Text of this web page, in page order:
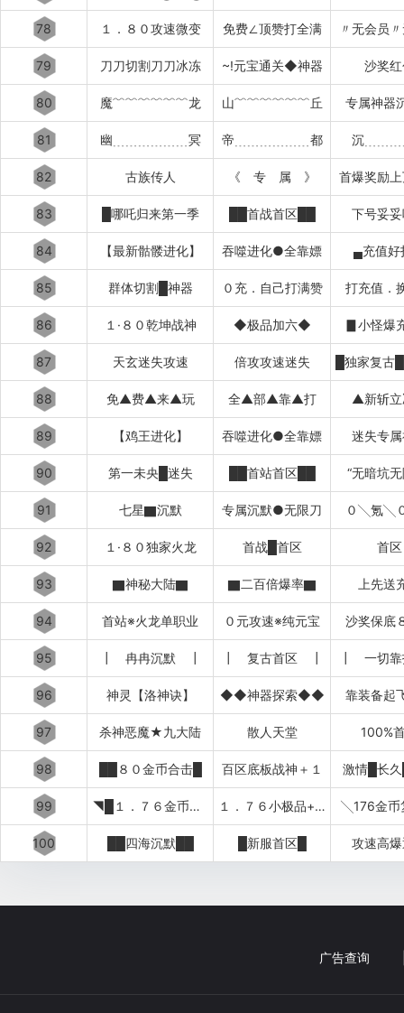
78 １．８０攻速微变 免费∠顶赞打全满 〃无会员
79 刀刀切割刀刀冰冻 ~!元宝通关◆神器 沙奖
80 魔﹌﹌﹌﹌﹌﹌龙 山﹌﹌﹌﹌﹌﹌丘 专属神器
81 幽﹍﹍﹍﹍﹍﹍冥 帝﹍﹍﹍﹍﹍﹍都 沉
82 古族传人 《 专 属 》 首爆奖励
83 █哪吒归来第一季 ██首战首区██ 下号妥
84 【最新骷髅进化】 吞噬进化●全靠嫖 ▄充值好
85 群体切割█神器 ０充．自己打满赞 打充值．
86 １·８０乾坤战神 ◆极品加六◆ ▊小怪爆
87 天玄迷失攻速 倍攻攻速迷失
88 免▲费▲来▲玩 全▲部▲靠▲打 ▲新斩
89 【鸡王进化】 吞噬进化●全靠嫖 迷失专
90 第一未央█迷失 ██首站首区██ “无暗坑
91 七星▇沉默 专属沉默●无限刀 ０╲氪╲
92 １·８０独家火龙 首战█首区 首区
93 ▇神秘大陆▇ ▇二百倍爆率▇ 上先送
94 首站※火龙单职业 ０元攻速※纯元宝 沙奖保底
95 ┃ 冉冉沉默 ┃ ┃ 复古首区 ┃ ┃ 一切
96 神灵【洛神诀】 ◆◆神器探索◆◆ 靠装备起
97 杀神恶魔★九大陆 散人天堂 100%
98 ██８０金币合击█ 百区底板战神＋１ 激情█长
99 ◥█１．７６金币复古 １．７６小极品+５██◤ ╲176金
100 ██四海沉默██ █新服首区█ 攻速高
广告查询